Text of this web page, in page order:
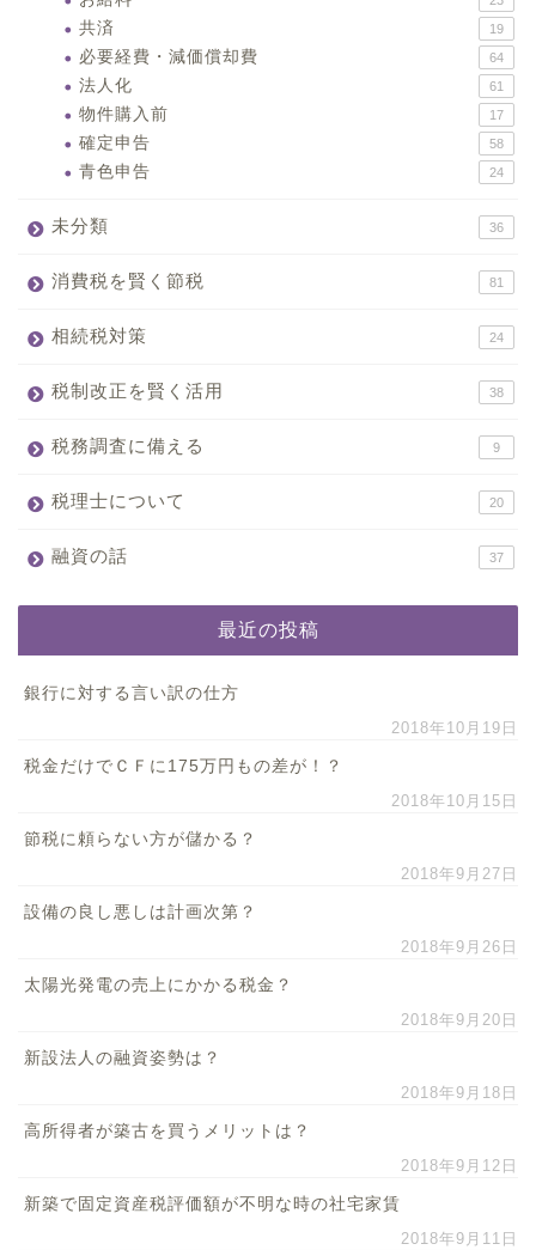
共済 19
必要経費・減価償却費 64
法人化 61
物件購入前 17
確定申告 58
青色申告 24
未分類 36
消費税を賢く節税 81
相続税対策 24
税制改正を賢く活用 38
税務調査に備える 9
税理士について 20
融資の話 37
最近の投稿
銀行に対する言い訳の仕方
2018年10月19日
税金だけでＣＦに175万円もの差が！？
2018年10月15日
節税に頼らない方が儲かる？
2018年9月27日
設備の良し悪しは計画次第？
2018年9月26日
太陽光発電の売上にかかる税金？
2018年9月20日
新設法人の融資姿勢は？
2018年9月18日
高所得者が築古を買うメリットは？
2018年9月12日
新築で固定資産税評価額が不明な時の社宅家賃
2018年9月11日